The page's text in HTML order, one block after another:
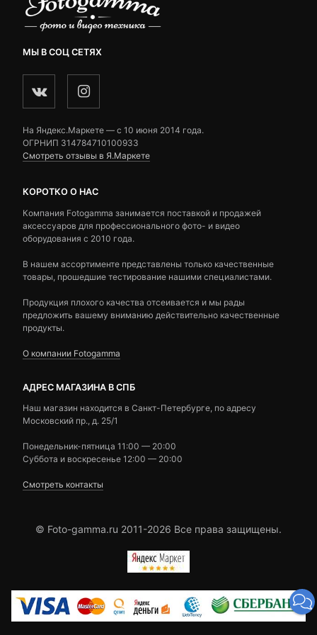
МЫ В СОЦ СЕТЯХ
На Яндекс.Маркете — c 10 июня 2014 года.
ОГРНИП 314784710100933
Смотреть отзывы в Я.Маркете
КОРОТКО О НАС
Компания Fotogamma занимается поставкой и продажей
аксессуаров для профессионального фото- и видео
оборудования с 2010 года.
В нашем ассортименте представлены только качественные
товары, прошедшие тестирование нашими специалистами.
Продукция плохого качества отсеивается и мы рады
предложить вашему вниманию действительно качественные
продукты.
О компании Fotogamma
АДРЕС МАГАЗИНА В СПБ
Наш магазин находится в Санкт-Петербурге, по адресу
Московский пр., д. 25/1
Понедельник-пятница 11:00 — 20:00
Суббота и воскресенье 12:00 — 20:00
Смотреть контакты
© Foto-gamma.ru 2011-2026 Все права защищены.